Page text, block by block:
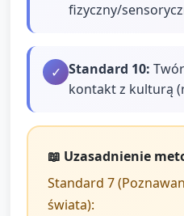
fizyczny/
✓ Standard 10:
kontakt z kulturą
📖 Uzasadnienie
Standard 7
świata):